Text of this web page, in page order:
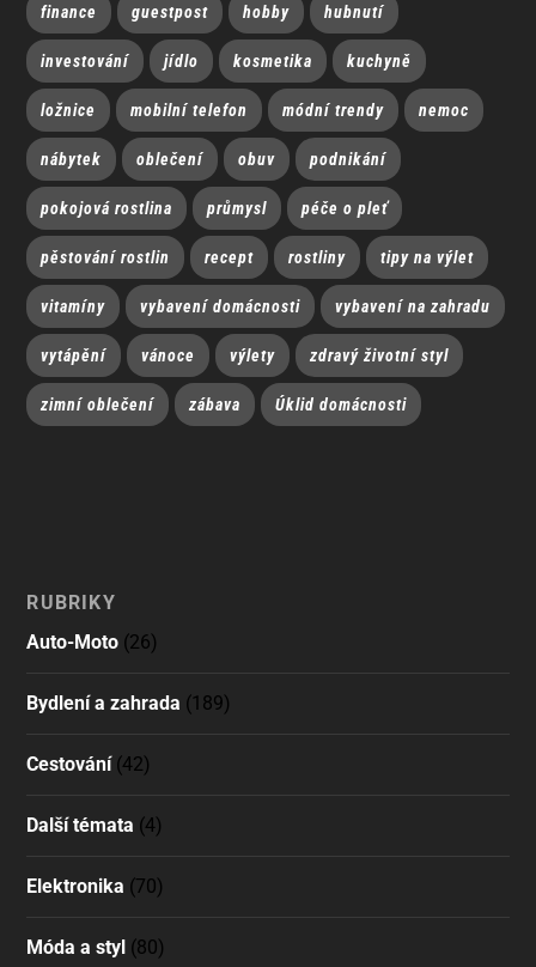
finance guestpost hobby hubnutí
investování jídlo kosmetika kuchyně
ložnice mobilní telefon módní trendy nemoc
nábytek oblečení obuv podnikání
pokojová rostlina průmysl péče o pleť
pěstování rostlin recept rostliny tipy na výlet
vitamíny vybavení domácnosti vybavení na zahradu
vytápění vánoce výlety zdravý životní styl
zimní oblečení zábava Úklid domácnosti
RUBRIKY
Auto-Moto (26)
Bydlení a zahrada (189)
Cestování(42)
Další témata (4)
Elektronika (70)
Móda a styl (80)